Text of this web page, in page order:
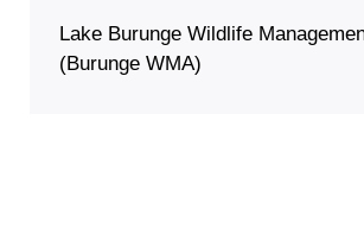
Lake Burunge Wildlife
(Burunge WMA)